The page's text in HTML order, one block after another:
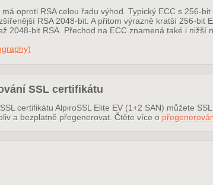
má oproti RSA celou řadu výhod. Typický ECC s 256-
RSA 2048-bit. A přitom výrazně kratší 256-bit
2048-bit RSA. Přechod na ECC znamená také i nižší
SSL certifikátu
certifikátu AlpiroSSL Elite EV (1+2 SAN) můžete
a bezplatně přegenerovat. Čtěte více o